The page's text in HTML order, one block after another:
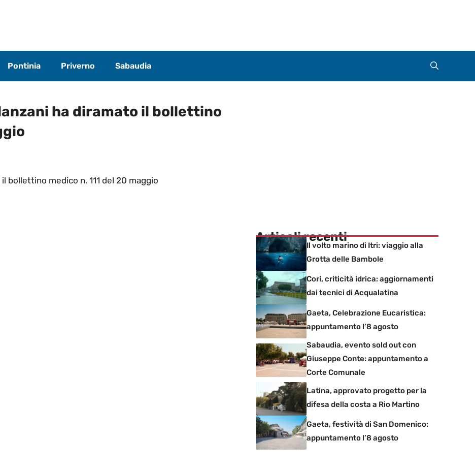
Pontinia Priverno Sabaudia
ha diramato il bollettino
bollettino medico n. 111 del 20 maggio
Articoli recenti
Il volto marino di Itri: viaggio alla
Grotta delle Bambole
Cori, criticità idrica: aggiornamenti
dai tecnici di Acqualatina
Gaeta, Celebrazione Eucaristica:
appuntamento l’8 agosto
Sabaudia, evento sold out con
Giuseppe Conte: appuntamento a
Corte Comunale
Latina, approvato progetto per la
difesa della costa a Rio Martino
Gaeta, festività di San Domenico:
appuntamento l’8 agosto